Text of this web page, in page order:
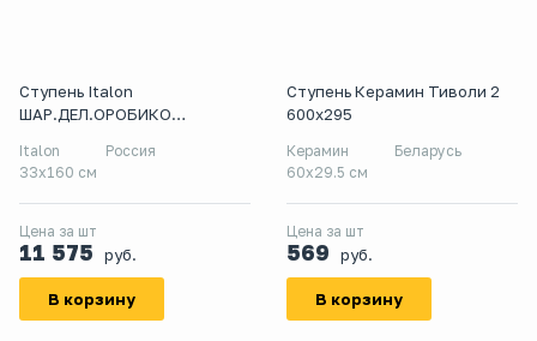
Ступень Italon
ШАР.ДЕЛ.ОРОБИКО
Italon
Россия
33x160 см
Цена за шт
11 575 руб.
В корзину
Ступень Керамин Тиволи 2
600x295
Керамин
Беларусь
60x29.5 см
Цена за шт
569 руб.
В корзину